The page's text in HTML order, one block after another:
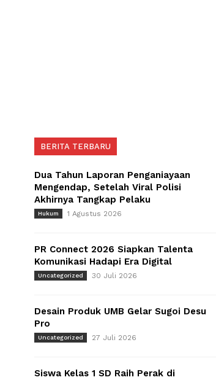
BERITA TERBARU
Dua Tahun Laporan Penganiayaan
Mengendap, Setelah Viral Polisi
Akhirnya Tangkap Pelaku
Hukum 1 Agustus 2026
PR Connect 2026 Siapkan Talenta
Komunikasi Hadapi Era Digital
Uncategorized 30 Juli 2026
Desain Produk UMB Gelar Sugoi Desu
Pro
Uncategorized 27 Juli 2026
Siswa Kelas 1 SD Raih Perak di